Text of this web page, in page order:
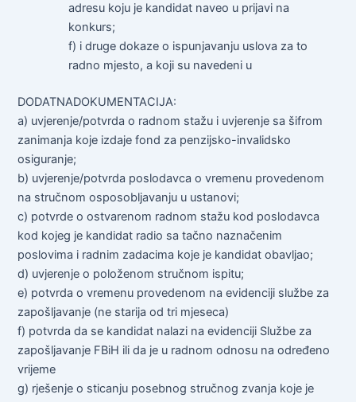
adresu koju je kandidat naveo u prijavi na
konkurs;
f) i druge dokaze o ispunjavanju uslova za to
radno mjesto, a koji su navedeni u
DODATNADOKUMENTACIJA:
a) uvjerenje/potvrda o radnom stažu i uvjerenje sa šifrom
zanimanja koje izdaje fond za penzijsko-invalidsko
osiguranje;
b) uvjerenje/potvrda poslodavca o vremenu provedenom
na stručnom osposobljavanju u ustanovi;
c) potvrde o ostvarenom radnom stažu kod poslodavca
kod kojeg je kandidat radio sa tačno naznačenim
poslovima i radnim zadacima koje je kandidat obavljao;
d) uvjerenje o položenom stručnom ispitu;
e) potvrda o vremenu provedenom na evidenciji službe za
zapošljavanje (ne starija od tri mjeseca)
f) potvrda da se kandidat nalazi na evidenciji Službe za
zapošljavanje FBiH ili da je u radnom odnosu na određeno
vrijeme
g) rješenje o sticanju posebnog stručnog zvanja koje je